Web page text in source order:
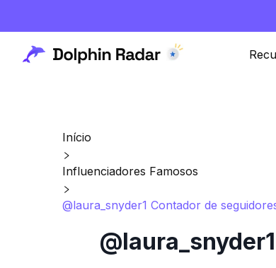
Início
Influenciadores Famosos
@laura_snyder1 Contador de